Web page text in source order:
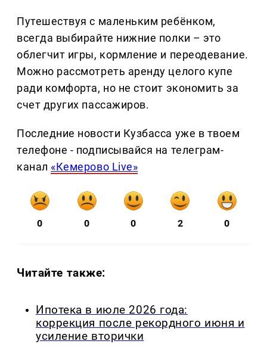
Путешествуя с маленьким ребёнком,
всегда выбирайте нижние полки – это
облегчит игры, кормление и переодевание.
Можно рассмотреть аренду целого купе
ради комфорта, но не стоит экономить за
счет других пассажиров.
Последние новости Кузбасса уже в твоем
телефоне - подписывайся на телеграм-
канал «Кемерово Live»
0 0 0 2 0
Читайте также:
Ипотека в июле 2026 года:
коррекция после рекордного июня и
усиление вторички